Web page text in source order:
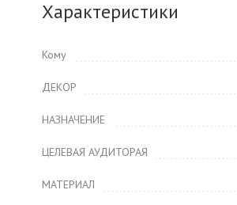
Характеристики
Кому
ДЕКОР
НАЗНАЧЕНИЕ
ЦЕЛЕВАЯ АУДИТОРАЯ
МАТЕРИАЛ